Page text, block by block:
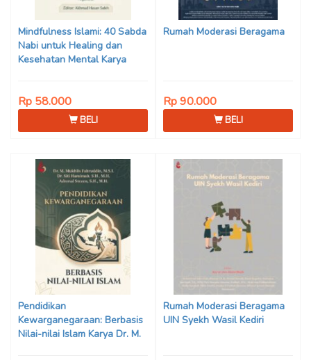
Son Haji, Dede Sunarya,
Iwan Setiawan, Nur Afiatin
Editor: Mi’raj Dodi Kurniawan
Mindfulness Islami: 40 Sabda
Nabi untuk Healing dan
Kesehatan Mental Karya
Saniyya Fadhila, Avanda
Chintya Cahyaning Putri, dan
Arjunedi
Rp 58.000
BELI
Rumah Moderasi Beragama
Rp 90.000
BELI
Pendidikan
Kewarganegaraan: Berbasis
Nilai-nilai Islam Karya Dr. M.
Rumah Moderasi Beragama
UIN Syekh Wasil Kediri